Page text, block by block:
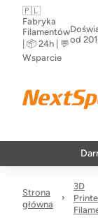
🇵🇱
Fabryka
Filamentów
| 📦 24h | 💬
Wsparcie
od
Strona
główna
3D